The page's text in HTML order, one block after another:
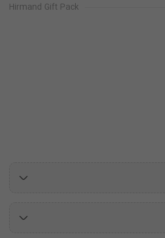
Hirmand Gift Pack